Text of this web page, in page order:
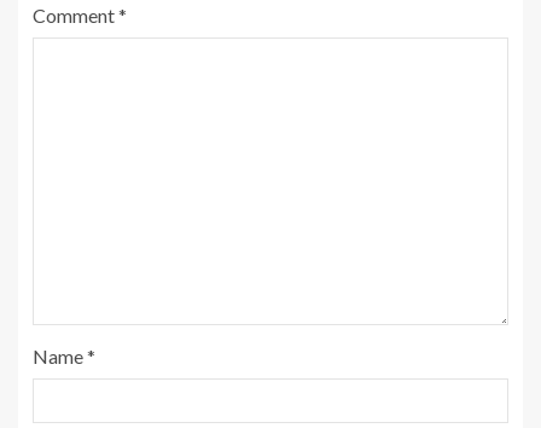
Comment*
Name*